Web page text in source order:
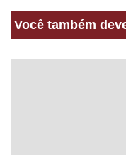
Você também